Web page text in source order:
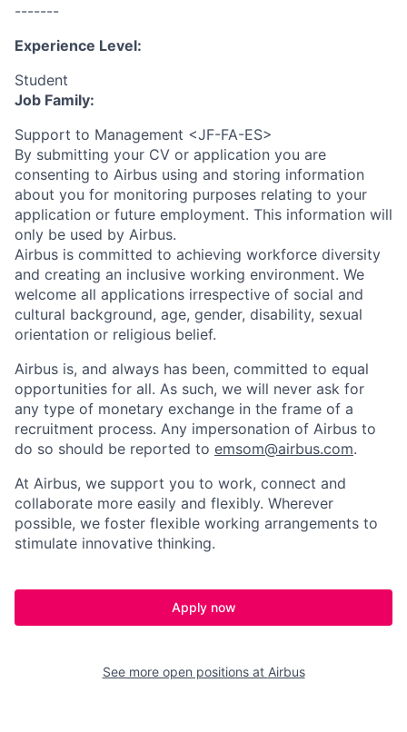
-------
Experience Level:
Student
Job Family:
Support to Management <JF-FA-ES>
By submitting your CV or application you are
consenting to Airbus using and storing information
about you for monitoring purposes relating to your
application or future employment. This information will
only be used by Airbus.
Airbus is committed to achieving workforce diversity
and creating an inclusive working environment. We
welcome all applications irrespective of social and
cultural background, age, gender, disability, sexual
orientation or religious belief.
Airbus is, and always has been, committed to equal
opportunities for all. As such, we will never ask for
any type of monetary exchange in the frame of a
recruitment process. Any impersonation of Airbus to
do so should be reported to emsom@airbus.com.
At Airbus, we support you to work, connect and
collaborate more easily and flexibly. Wherever
possible, we foster flexible working arrangements to
stimulate innovative thinking.
Apply now
See more open positions at Airbus